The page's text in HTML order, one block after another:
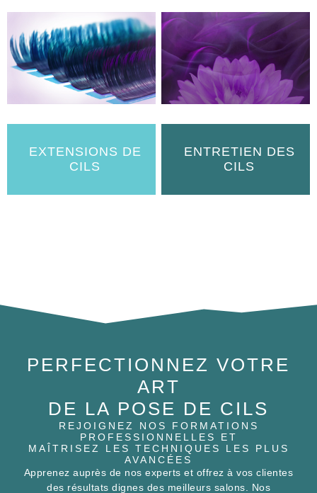
CILS
CILS
ART
DE LA POSE DE CILS
REJOIGNEZ NOS FORMATIONS
PROFESSIONNELLES ET
MAÎTRISEZ LES TECHNIQUES LES PLUS
AVANCÉES
Apprenez auprès de nos experts et offrez à vos clientes
des résultats dignes des meilleurs salons. Nos
formations sont conçues pour tous les niveaux, du